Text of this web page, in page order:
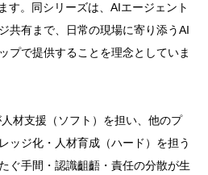
す。同シリーズは、AIエージェント
共有まで、日常の現場に寄り添うAI
プで提供することを理念としていま
人材支援（ソフト）を担い、他のプ
ッジ化・人材育成（ハード）を担う
ぐ手間・認識齟齬・責任の分散が生